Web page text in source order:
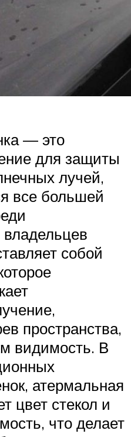
— это
для защиты
лучей,
все большей
собой
пространства,
видимость. В
атермальная
цвет стекол и
что делает